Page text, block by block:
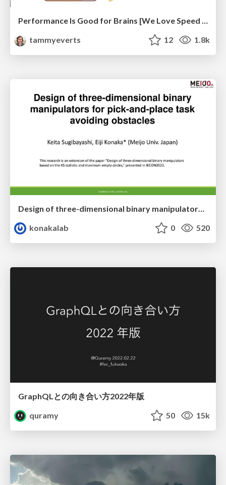
Performance Is Good for Brains [We Love Speed 2024]
tammyeverts
12 1.8k
Design of three-dimensional binary manipulators for pick-and-place task avoiding obstacles (IECON2024)
konakalab
0 520
GraphQLとの向き合い方2022年版
quramy
50 15k